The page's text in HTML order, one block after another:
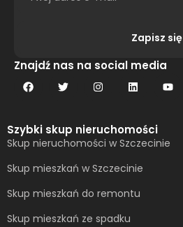
Zapisz się
Alternative:
Znajdź nas na social media
Szybki skup nieruchomości
Skup nieruchomości w Szczecinie
Skup mieszkań w Szczecinie
Skup mieszkań do remontu
Skup mieszkań ze spadku